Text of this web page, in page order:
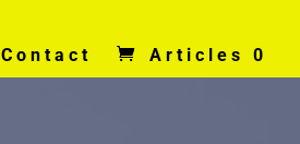
Contact Articles 0